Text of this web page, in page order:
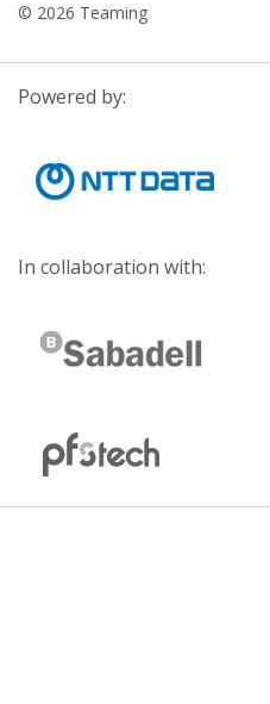
© 2026 Teaming
Powered by:
In collaboration with: